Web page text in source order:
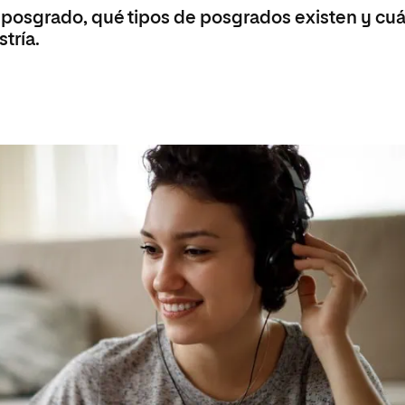
Universitaria en Energías Renovables
en Ingeniería del Software y
posgrado, qué tipos de posgrados existen y